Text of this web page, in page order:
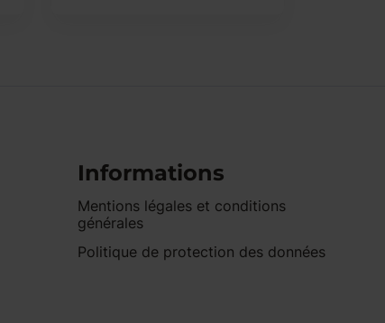
Informations
Mentions légales et conditions
générales
Politique de protection des données